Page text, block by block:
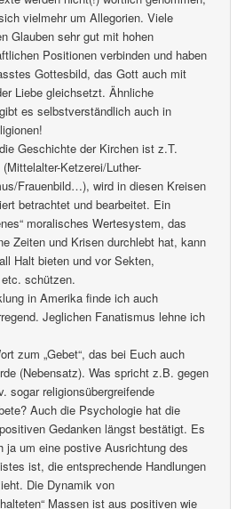
vielmehr um Allegorien. Viele
Glauben sehr gut mit hohen
Positionen verbinden und haben
Gottesbild, das Gott auch mit
Liebe gleichsetzt. Ähnliche
es selbstverständlich auch in
Geschichte der Kirchen ist z.T.
Ketzerei/Luther-
Frauenbild…), wird in diesen Kreisen
betrachtet und bearbeitet. Ein
moralisches Wertesystem, das
Zeiten und Krisen durchlebt hat, kann
Halt bieten und vor Sekten,
schützen.
in Amerika finde ich auch
Jeglichen Fanatismus lehne ich
zum „Gebet“, das bei Euch auch
(Nebensatz). Was spricht z.B. gegen
sogar religionsübergreifende
Auch die Psychologie hat die
Gedanken längst bestätigt. Es
ja um eine postive Ausrichtung des
ist, die entsprechende Handlungen
Die Dynamik von
Massen ist aus positiven wie